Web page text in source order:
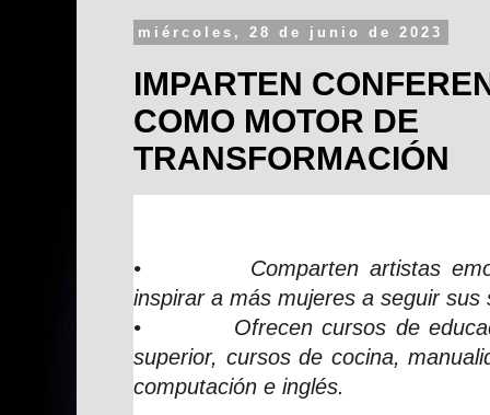
miércoles, 28 de junio de 2023
IMPARTEN
COMO MOTOR DE
TRANSFORMACIÓN
• Comparten artistas
inspirar a más mujeres a seguir sus
• Ofrecen cursos de
superior, cursos de cocina,
computación e inglés.